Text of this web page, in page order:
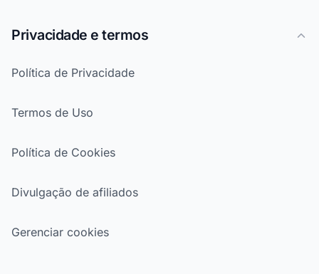
Privacidade e termos
Política de Privacidade
Termos de Uso
Política de Cookies
Divulgação de afiliados
Gerenciar cookies